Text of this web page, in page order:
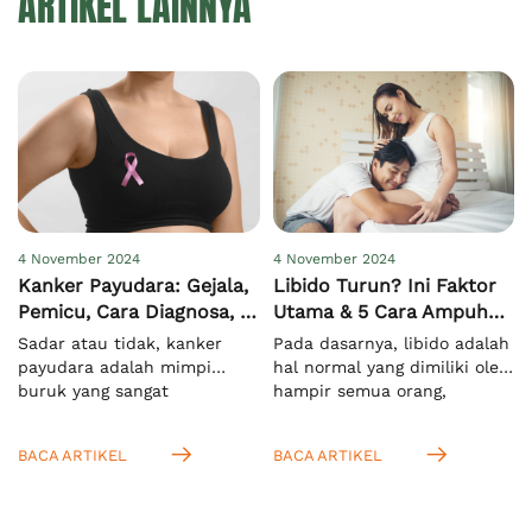
4 November 2024
Kanker Payudara: Gejala,
Pemicu, Cara Diagnosa, &
Pengobatan
Sadar atau tidak, kanker
payudara adalah mimpi
buruk yang sangat
pada wanita. Hal ini
BACA ARTIKEL
4 November 2024
Libido Turun? Ini Faktor
Utama & 5 Cara Ampuh
Meningkatkannya
Pada dasarnya, libido adalah
hal normal yang dimiliki oleh
hampir semua orang,
Menurut KBBI, istilah ini
BACA ARTIKEL